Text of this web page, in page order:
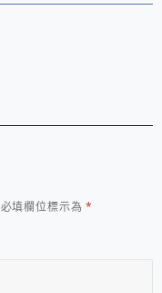
必填欄位標示為*